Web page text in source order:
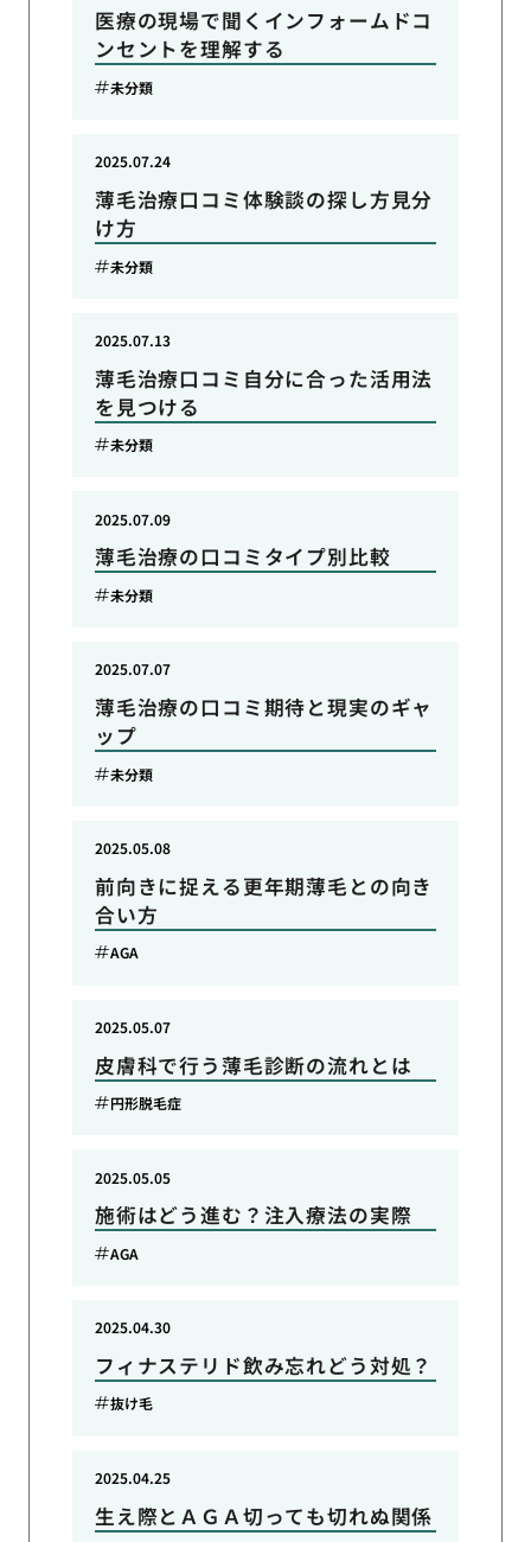
医療の現場で聞くインフォームドコ
ンセントを理解する
未分類
薄毛治療口コミ体験談の探し方見分
け方
2025.07.24
未分類
薄毛治療口コミ自分に合った活用法
を見つける
2025.07.13
未分類
薄毛治療の口コミタイプ別比較
2025.07.09
未分類
薄毛治療の口コミ期待と現実のギャ
ップ
2025.07.07
未分類
前向きに捉える更年期薄毛との向き
合い方
2025.05.08
AGA
皮膚科で行う薄毛診断の流れとは
2025.05.07
円形脱毛症
施術はどう進む？注入療法の実際
2025.05.05
AGA
フィナステリド飲み忘れどう対処？
2025.04.30
抜け毛
生え際とＡＧＡ切っても切れぬ関係
2025.04.25